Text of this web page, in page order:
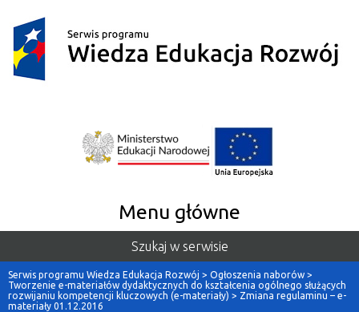
Menu główne
Szukaj w serwisie
Serwis programu Wiedza Edukacja Rozwój > Ogłoszenia naborów >
Tworzenie e-materiałów dydaktycznych do kształcenia ogólnego służących
rozwijaniu kompetencji kluczowych (e-materiały) > Zmiana regulaminu – e-
materiały 01.12.2016